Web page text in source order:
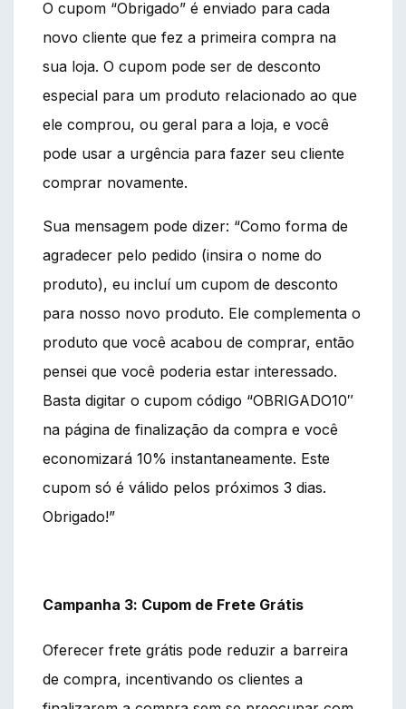
O cupom “Obrigado” é enviado para cada
novo cliente que fez a primeira compra na
sua loja. O cupom pode ser de desconto
especial para um produto relacionado ao que
ele comprou, ou geral para a loja, e você
pode usar a urgência para fazer seu cliente
comprar novamente.
Sua mensagem pode dizer: “Como forma de
agradecer pelo pedido (insira o nome do
produto), eu incluí um cupom de desconto
para nosso novo produto. Ele complementa o
produto que você acabou de comprar, então
pensei que você poderia estar interessado.
Basta digitar o cupom código “OBRIGADO10″
na página de finalização da compra e você
economizará 10% instantaneamente. Este
cupom só é válido pelos próximos 3 dias.
Obrigado!”
Campanha 3: Cupom de Frete Grátis
Oferecer frete grátis pode reduzir a barreira
de compra, incentivando os clientes a